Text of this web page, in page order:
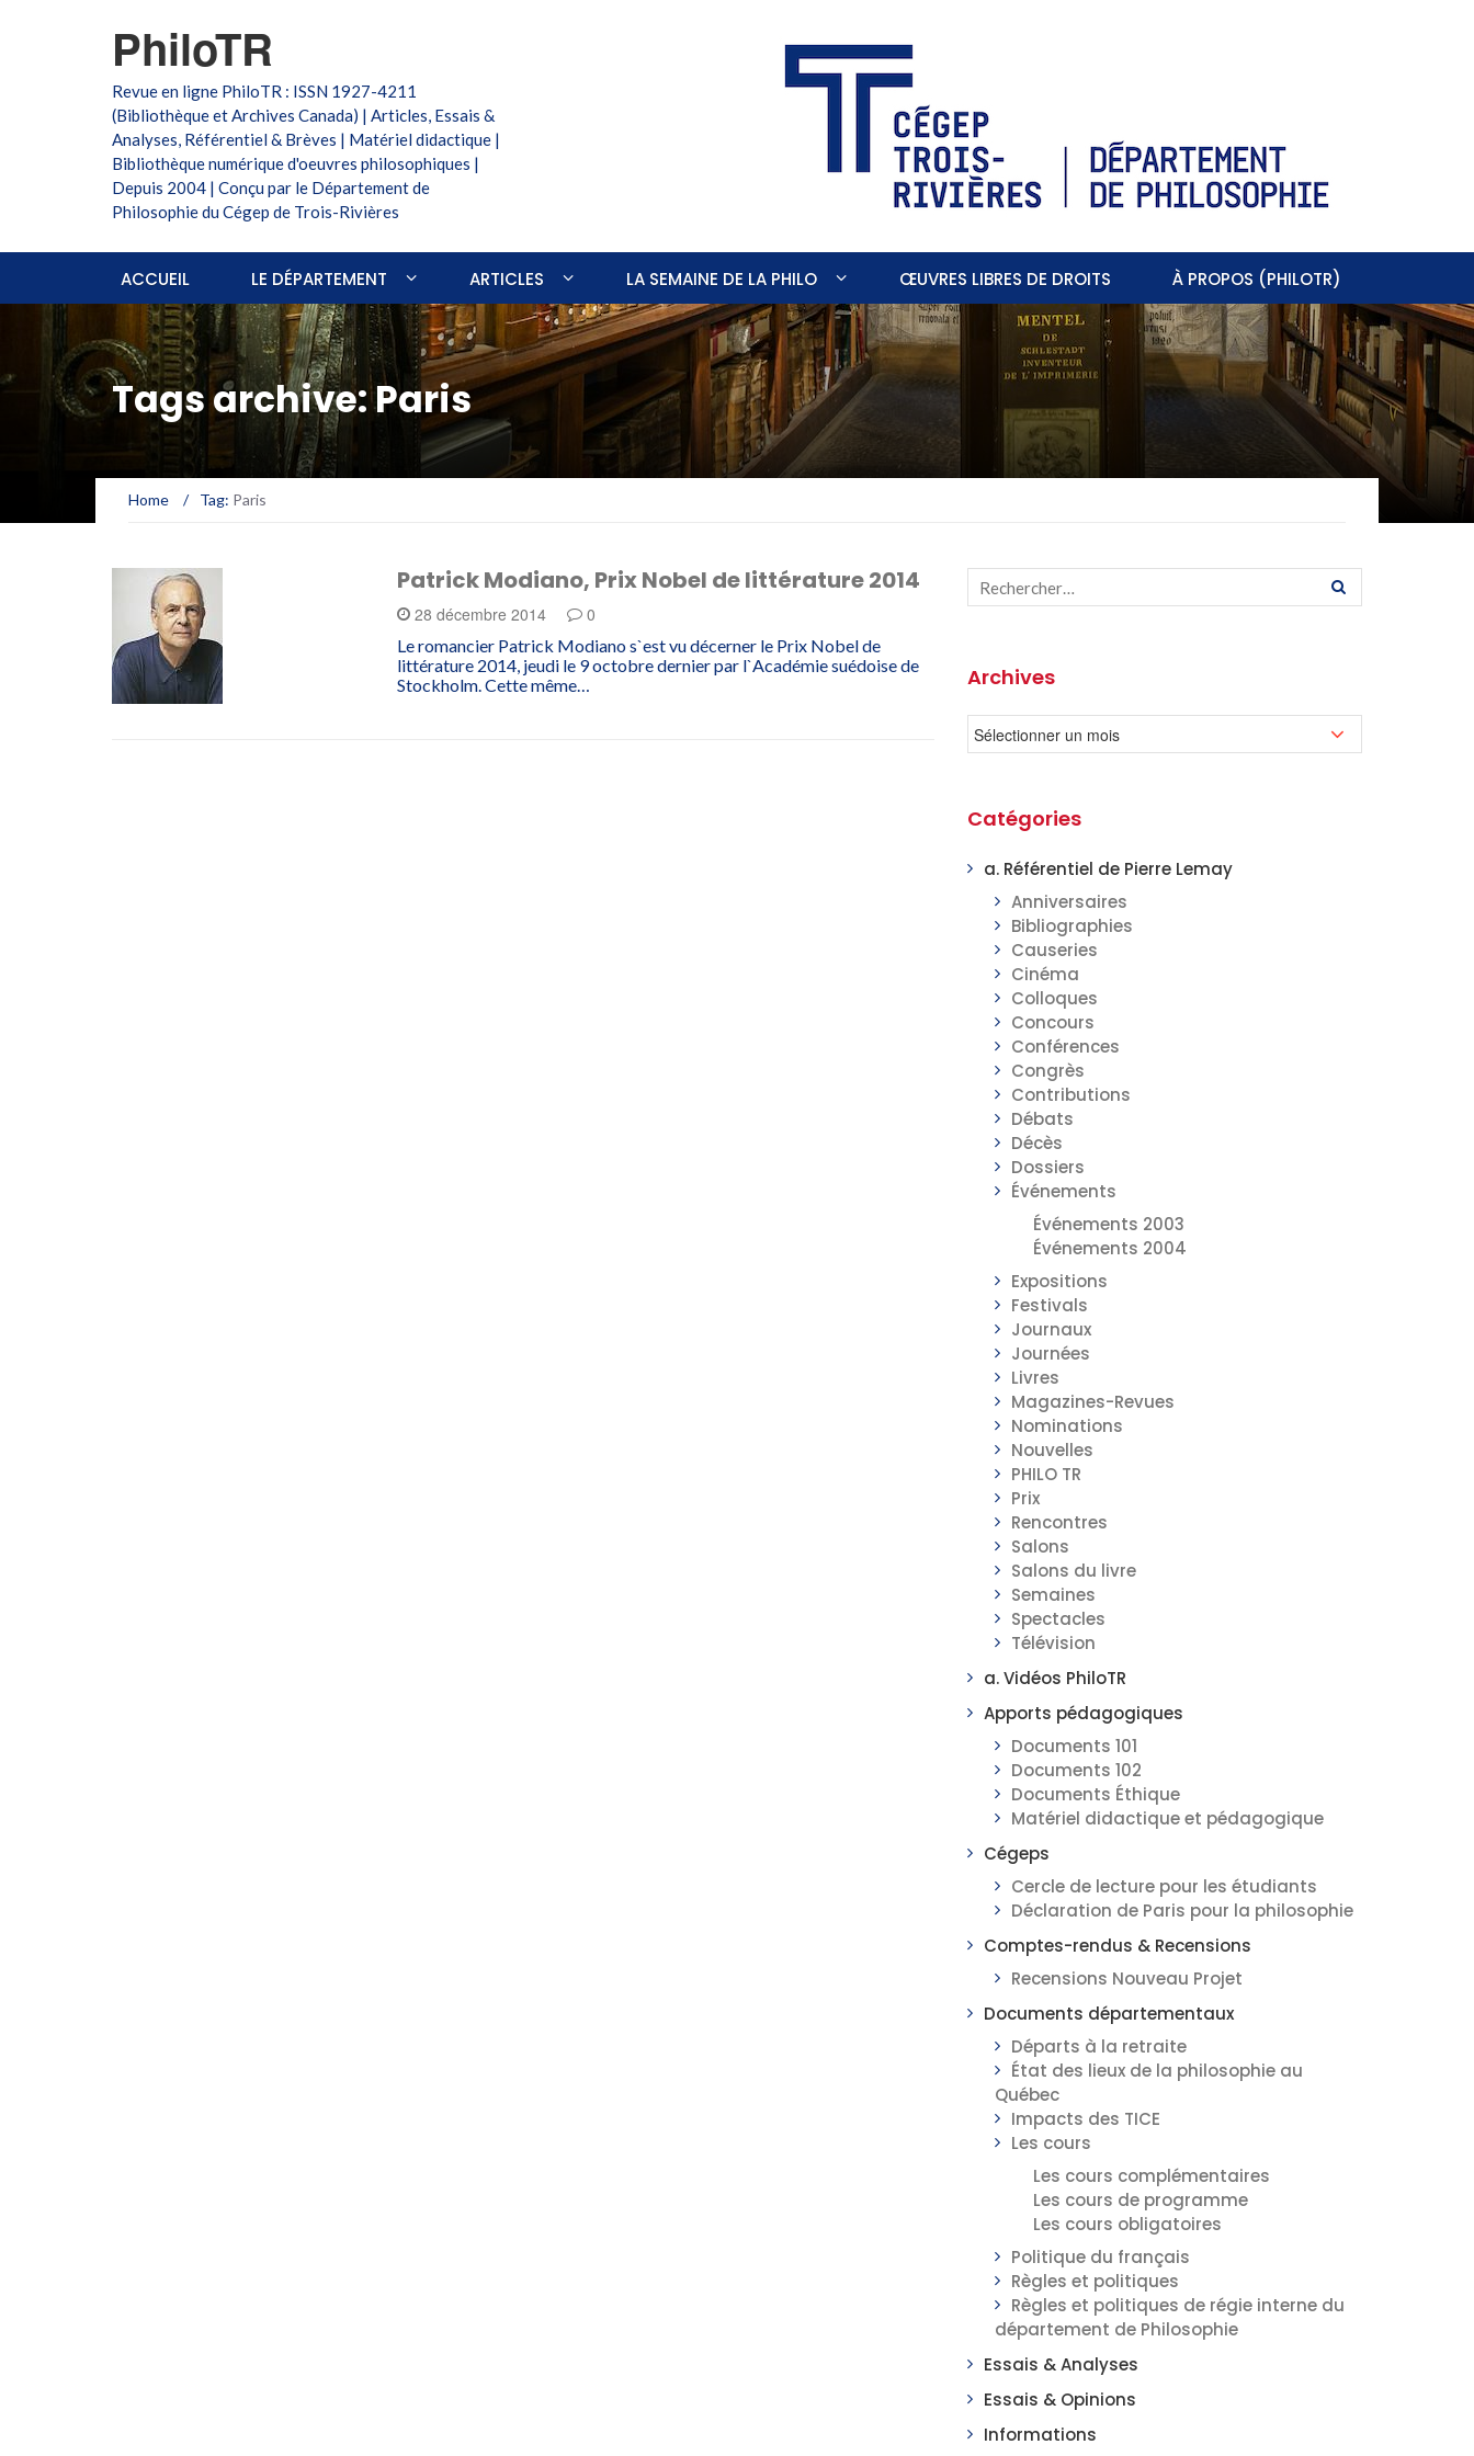
PhiloTR
Revue en ligne PhiloTR : ISSN 1927-4211
(Bibliothèque et Archives Canada) | Articles, Essais &
Analyses, Référentiel & Brèves | Matériel didactique |
Bibliothèque numérique d'oeuvres philosophiques |
Depuis 2004 | Conçu par le Département de
Philosophie du Cégep de Trois-Rivières
ACCUEIL LE DÉPARTEMENT ARTICLES LA SEMAINE DE LA PHILO ŒUVRES LIBRES DE DROITS À PROPOS (PHILOTR)
Tags archive: Paris
Home / Tag: Paris
Patrick Modiano, Prix Nobel de littérature 2014
28 décembre 2014 0
Le romancier Patrick Modiano s`est vu décerner le Prix Nobel de
littérature 2014, jeudi le 9 octobre dernier par l`Académie suédoise de
Stockholm. Cette même…
Archives
Catégories
a. Référentiel de Pierre Lemay
Anniversaires
Bibliographies
Causeries
Cinéma
Colloques
Concours
Conférences
Congrès
Contributions
Débats
Décès
Dossiers
Événements
Événements 2003
Événements 2004
Expositions
Festivals
Journaux
Journées
Livres
Magazines-Revues
Nominations
Nouvelles
PHILO TR
Prix
Rencontres
Salons
Salons du livre
Semaines
Spectacles
Télévision
a. Vidéos PhiloTR
Apports pédagogiques
Documents 101
Documents 102
Documents Éthique
Matériel didactique et pédagogique
Cégeps
Cercle de lecture pour les étudiants
Déclaration de Paris pour la philosophie
Comptes-rendus & Recensions
Recensions Nouveau Projet
Documents départementaux
Départs à la retraite
État des lieux de la philosophie au
Québec
Impacts des TICE
Les cours
Les cours complémentaires
Les cours de programme
Les cours obligatoires
Politique du français
Règles et politiques
Règles et politiques de régie interne du
département de Philosophie
Essais & Analyses
Essais & Opinions
Informations